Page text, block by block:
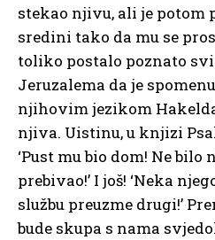
stekao njivu, ali je potom
sredini tako da mu se
toliko postalo poznato
Jeruzalema da je
njihovim jezikom
njiva. Uistinu, u knjizi
‘Pust mu bio dom! Ne
prebivao!’ I još! ‘Neka
službu preuzme drugi!’
bude skupa s nama